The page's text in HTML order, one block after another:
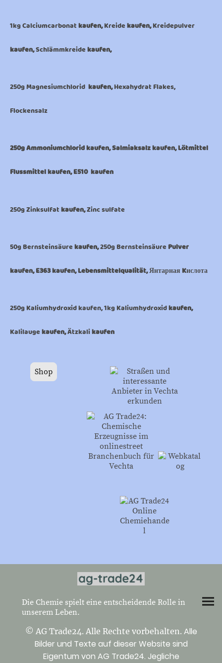
1kg Calciumcarbonat kaufen,Kreidekaufen,Kreidepulver
kaufen,Schlämmkreidekaufen,
250g Magnesiumchlorid kaufen,Hexahydrat Flakes,
Flockensalz
250g Ammoniumchlorid kaufen, Salmiaksalz kaufen, Lötmittel
Flussmittel kaufen, E510 kaufen
250g Zinksulfat kaufen,Zinc sulfate
50g Bernsteinsäurekaufen,250g Bernsteinsäure Pulver
kaufen, E363 kaufen, Lebensmittelqualität, Янтарная Kислота
250g Kaliumhydroxid kaufen, 1kg Kaliumhydroxidkaufen,
Kalilaugekaufen,Ätzkalikaufen
Shop
Die Chemie spielt eine entscheidende Rolle in
unserem Leben.
© AG Trade24. Alle Rechte vorbehalten. Alle
Bilder und Texte auf dieser Website sind
Eigentum von AG Trade24. Jegliche